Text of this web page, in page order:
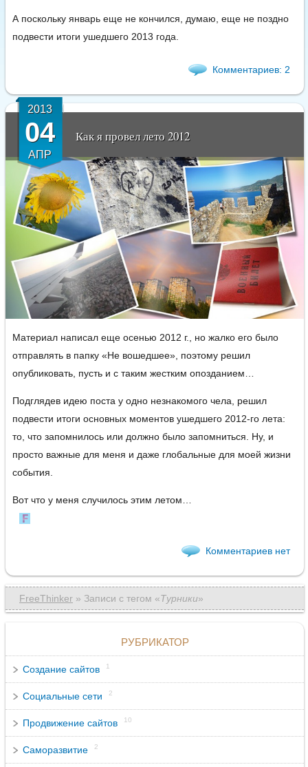
А поскольку январь еще не кончился, думаю, еще не поздно
подвести итоги ушедшего 2013 года.
Комментариев: 2
2013
04
АПР
Как я провел лето 2012
Материал написал еще осенью 2012 г., но жалко его было
отправлять в папку «Не вошедшее», поэтому решил
опубликовать, пусть и с таким жестким опозданием…
Подглядев идею поста у одно незнакомого чела, решил
подвести итоги основных моментов ушедшего 2012-го лета:
то, что запомнилось или должно было запомниться. Ну, и
просто важные для меня и даже глобальные для моей жизни
события.
Вот что у меня случилось этим летом…
Комментариев нет
FreeThinker » Записи c тегом «Турники»
РУБРИКАТОР
Создание сайтов 1
Социальные сети 2
Продвижение сайтов 10
Саморазвитие 2